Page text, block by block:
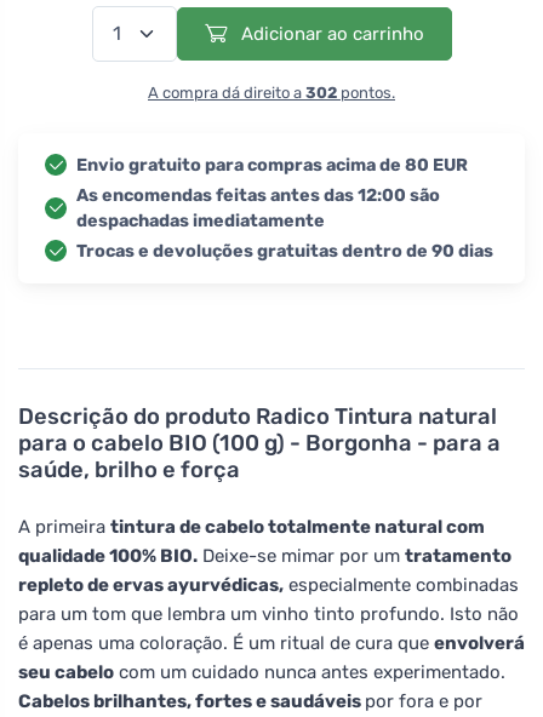
Descrição do produto Radico Tintura natural
para o cabelo BIO (100 g) - Borgonha - para a
saúde, brilho e força
A primeira tintura de cabelo totalmente natural com
qualidade 100% BIO. Deixe-se mimar por um tratamento
repleto de ervas ayurvédicas, especialmente combinadas
para um tom que lembra um vinho tinto profundo. Isto não
é apenas uma coloração. É um ritual de cura que envolverá
seu cabelo com um cuidado nunca antes experimentado.
Cabelos brilhantes, fortes e saudáveis por fora e por
Adicionar ao carrinho
A compra dá direito a 302 pontos.
Envio gratuito para compras acima de 80 EUR
As encomendas feitas antes das 12:00 são
despachadas imediatamente
Trocas e devoluções gratuitas dentro de 90 dias